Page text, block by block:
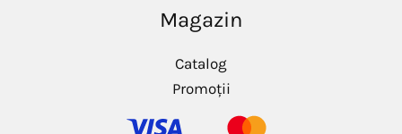
Magazin
Catalog
Promoții